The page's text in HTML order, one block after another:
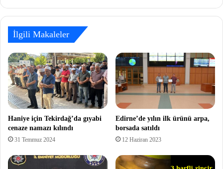
İlgili Makaleler
Haniye için Tekirdağ’da gıyabi
cenaze namazı kılındı
31 Temmuz 2024
Edirne’de yılın ilk ürünü arpa,
borsada satıldı
12 Haziran 2023